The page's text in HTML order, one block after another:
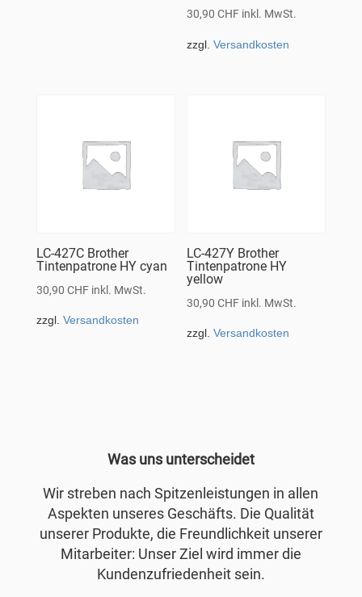
30,90CHF inkl. MwSt.
zzgl.Versandkosten
LC-427C Brother
Tintenpatrone HY cyan
30,90 CHF inkl. MwSt.
zzgl. Versandkosten
LC-427Y Brother
Tintenpatrone HY
yellow
30,90CHF inkl. MwSt.
zzgl.Versandkosten
Was uns unterscheidet
Wir streben nach Spitzenleistungen in allen
Aspekten unseres Geschäfts. Die Qualität
unserer Produkte, die Freundlichkeit unserer
Mitarbeiter: Unser Ziel wird immer die
Kundenzufriedenheit sein.